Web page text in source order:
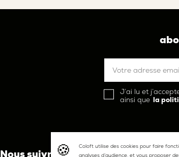
J’ai lu et
ainsi que la
Nous suivre L'esprit
Coloft utilise des cookies pour faire
analyses d’audience, et vous proposer